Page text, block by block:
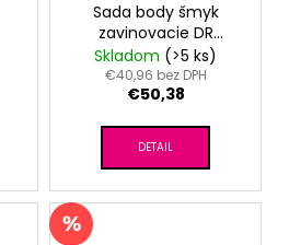
Sada body šmyk
zavinovacie DR
Outlast® -
sv.staroružová
Skladom (>5 ks)
€40,96 bez DPH
€50,38
DETAIL